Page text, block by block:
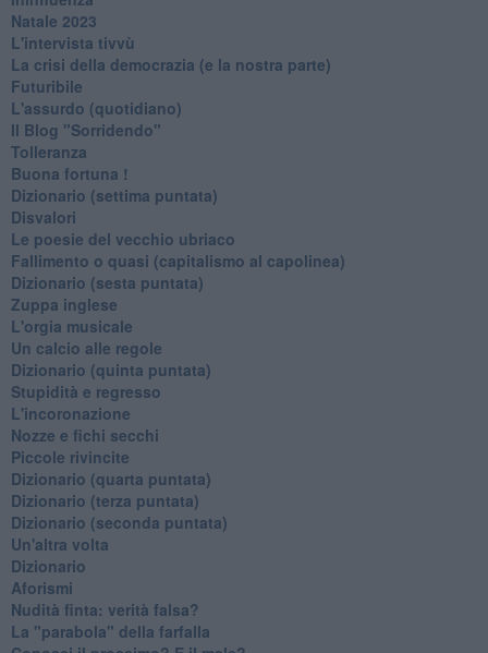
Natale 2023
L'intervista tivvù
La crisi della democrazia (e la nostra parte)
Futuribile
L'assurdo (quotidiano)
Il Blog "Sorridendo"
Tolleranza
Buona fortuna !
​Dizionario (settima puntata)
Disvalori
Le poesie del vecchio ubriaco
Fallimento o quasi (capitalismo al capolinea)
Dizionario (sesta puntata)
Zuppa inglese
L'orgia musicale
Un calcio alle regole
Dizionario (quinta puntata)
Stupidità e regresso
L'incoronazione
Nozze e fichi secchi
Piccole rivincite
​Dizionario (quarta puntata)
​Dizionario (terza puntata)
​Dizionario (seconda puntata)
Un'altra volta
Dizionario
Aforismi
Nudità finta: verità falsa?
La "parabola" della farfalla